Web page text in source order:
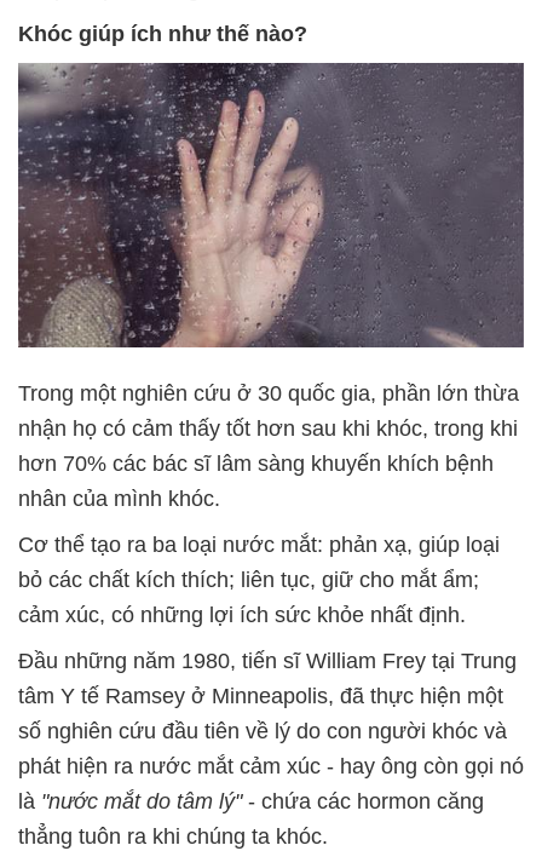
Khóc giúp ích như thế nào?
Trong một nghiên cứu ở 30 quốc gia, phần lớn thừa
nhận họ có cảm thấy tốt hơn sau khi khóc, trong khi
hơn 70% các bác sĩ lâm sàng khuyến khích bệnh
nhân của mình khóc.
Cơ thể tạo ra ba loại nước mắt: phản xạ, giúp loại
bỏ các chất kích thích; liên tục, giữ cho mắt ẩm;
cảm xúc, có những lợi ích sức khỏe nhất định.
Đầu những năm 1980, tiến sĩ William Frey tại Trung
tâm Y tế Ramsey ở Minneapolis, đã thực hiện một
số nghiên cứu đầu tiên về lý do con người khóc và
phát hiện ra nước mắt cảm xúc - hay ông còn gọi nó
là "nước mắt do tâm lý"- chứa các hormon căng
thẳng tuôn ra khi chúng ta khóc.